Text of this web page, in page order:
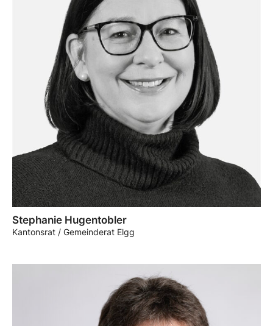
Stephanie Hugentobler
Kantonsrat / Gemeinderat Elgg